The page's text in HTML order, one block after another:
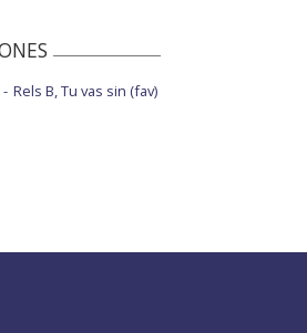
Rels B, Tu vas sin (fav)